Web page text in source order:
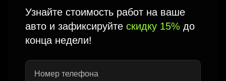
Узнайте стоимость работ на ваше
авто и зафиксируйте скидку 15% до
конца недели!
Номер телефона